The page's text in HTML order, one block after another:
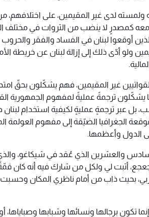
ولمسته لدى غير المقيمين، على
معه كمصدرٍ لا ينضب من الثروات في
أوقعوا لبنان في الفساد والفقر والحروب
ولو أدّى ذلك إلى إزالة لبنان عن خريطة
غير المقيمين، فهم يشكّلون بحقّ
يشكّلون ترجمةً عمليةً لمفهوم الجمهورية
بل عبر ترجمةٍ عمليةٍ لكيفية استخدام لبنان
الجغرافيا الضيّقة إلى مفهوم العولمة
الدول وأعظمها.
والعشرين الذي عُقد في شيكاغو،
جعجع، أثبت لي ولكل من شارك فيه أنه كان
بحيث ذاب من أمام ناظري المكان
تكون برجالها ونسائها وشبابها وصباياها،